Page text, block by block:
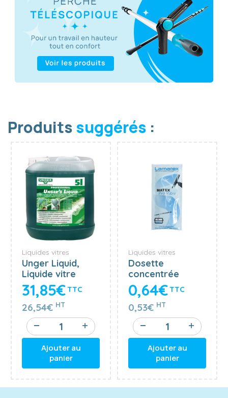
Produitssuggérés :
Liquides vitres
Unger Liquid,
Liquide vitre
concentré 1/100
UNGER 5 litres
31,85€TTC
26,54€ HT
Ajouter au
panier
Liquides vitres
Dosette
concentrée
Matex Pro Vitre
50 ml
0,64€TTC
0,53€ HT
Ajouter au
panier